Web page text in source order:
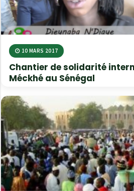
Chantier de solidarité
Méckhé au Sénégal
10 MARS 2017